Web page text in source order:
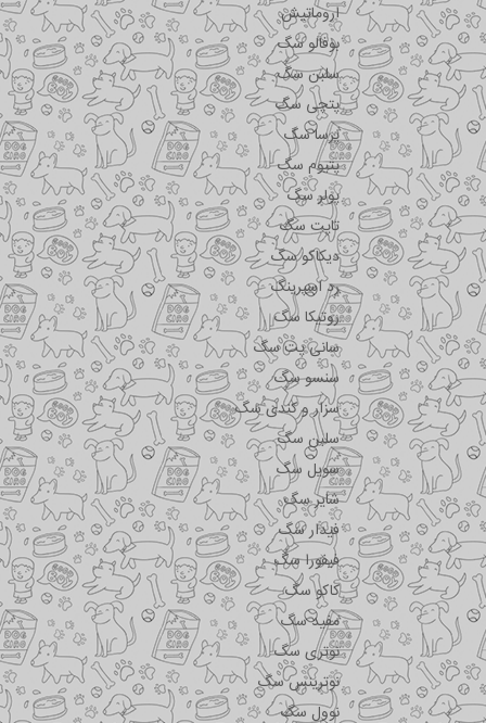
اروماتیش
بوفالو سگ
سلبن سگ
پتچی سگ
پرسا سگ
پتیوم سگ
پولر سگ
تاپت سگ
دیکاکو سگ
رد اسپرینگ
روتیکا سگ
سانی پت سگ
سنسو سگ
سزار و کندی سگ
سلبن سگ
سویل سگ
شایر سگ
فیدار سگ
فیفورا سگ
کاکو سگ
مفید سگ
نوتری سگ
نوترینس سگ
نوول سگ